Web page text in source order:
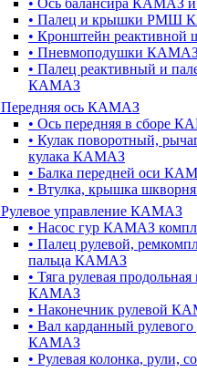
• Ось балансира КАМАЗ и
• Палец и крышки РМШ
• Кронштейн
• Пневмоподушки
• Палец реактивный и
КАМАЗ
Передняя ось КАМАЗ
• Ось передняя в сборе
• Кулак поворотный,
кулака КАМАЗ
• Балка передней оси
• Втулка, крышка
Рулевое управление КАМАЗ
• Насос гур КАМАЗ
• Палец рулевой,
пальца КАМАЗ
• Тяга рулевая
КАМАЗ
• Наконечник рулевой
• Вал карданный рулевого
КАМАЗ
• Рулевая колонка,